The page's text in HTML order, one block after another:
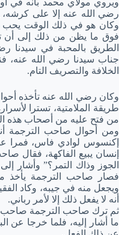
ويروي مولاي محمد بأنه في
رضي الله عنه إلا على كرشه،
وكان هو في ذلك الوقت يحب
فوق ما يظن من ذلك إلى أن
الطريق بالمحبة في سيدنا
جناب سيدنا رضي الله عنه،
الخلافة والتصريف التام.
وكان رضي الله عنه تأخذه
طريقة الملامتية، تسترا
من فتح عليه من أصحاب هذه
ومن أحوال صاحب الترجمة
إكنسوس لوادي فاس، فمرا
إنسان يبيع الفاكهة، فقال
الجوز وذاك التمر؟” وأشار
فصار صاحب الترجمة يأخذ
ويجعل منه في جيبه، وكاد
أنه لا يفعل ذلك إلا لأمر رباني.
ثم ترك صاحب الترجمة صاحب
ما أشار إليه، فلما خرجا عن